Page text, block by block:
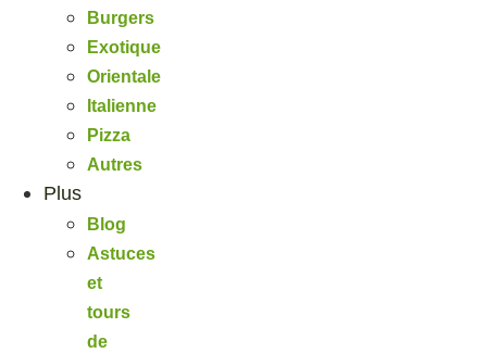
Burgers
Exotique
Orientale
Italienne
Pizza
Autres
Plus
Blog
Astuces
et
tours
de